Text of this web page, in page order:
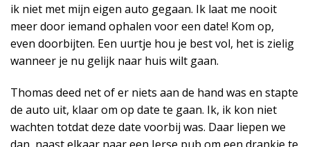
ik niet met mijn eigen auto gegaan. Ik laat me nooit
meer door iemand ophalen voor een date! Kom op,
even doorbijten. Een uurtje hou je best vol, het is zielig
wanneer je nu gelijk naar huis wilt gaan.
Thomas deed net of er niets aan de hand was en stapte
de auto uit, klaar om op date te gaan. Ik, ik kon niet
wachten totdat deze date voorbij was. Daar liepen we